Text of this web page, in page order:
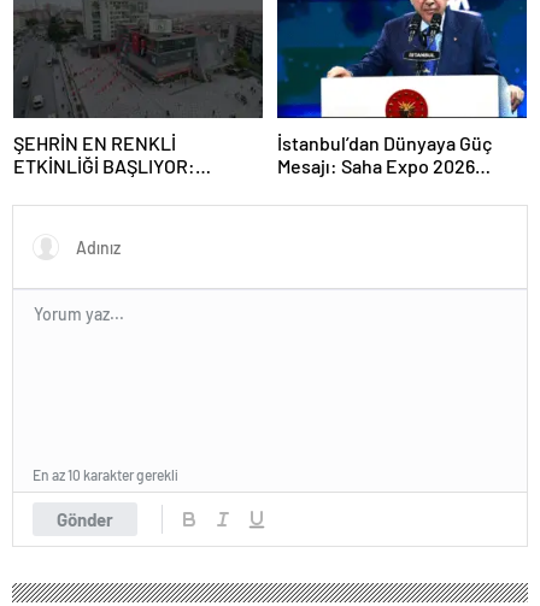
ŞEHRİN EN RENKLİ
ETKİNLİĞİ BAŞLIYOR:
FESTİVALİ” HEYECANI
GAZİOSMANPAŞA’DA
YAŞANACAK
İstanbul’dan Dünyaya Güç
Mesajı: Saha Expo 2026
Gönder
En az 10 karakter gerekli